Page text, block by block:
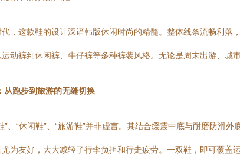
，这款鞋的设计深谙韩版休闲时尚的精髓。整体线条流畅利
动裤到休闲裤、牛仔裤等多种裤装风格。无论是周末出游、
从跑步到旅游的无缝切换
”、“休闲鞋”、“旅游鞋”并非虚言。其结合缓震中底与耐磨防
为友好，大大减轻了行李负担和行走疲劳。一双鞋，即可覆